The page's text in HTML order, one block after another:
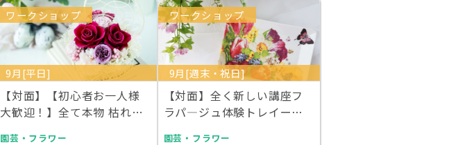
ワークショップ
9月[平日]
【対面】【初心者お一人様
大歓迎！】全て本物 枯れな
園芸・フラワー
ワークショップ
9月[週末・祝日]
【対面】全く新しい講座フ
ラパ―ジュ体験トレイー２
園芸・フラワー